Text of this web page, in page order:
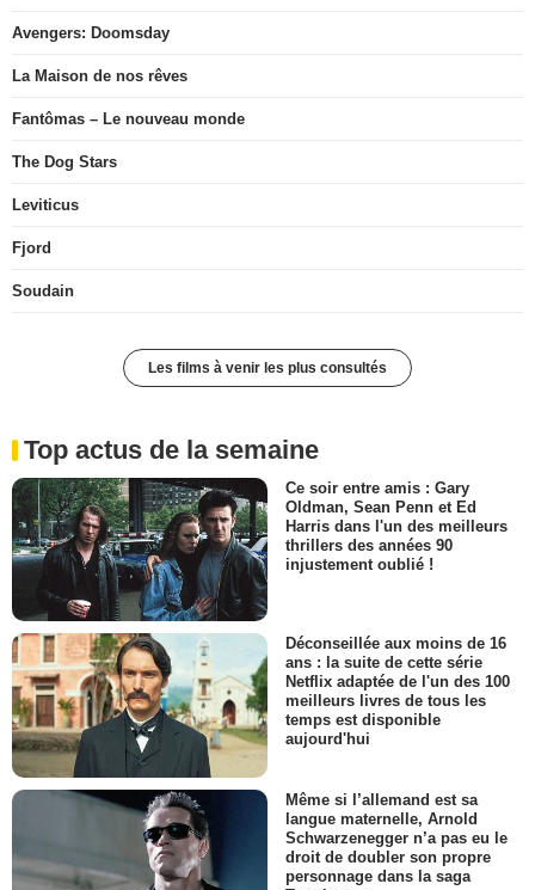
Avengers: Doomsday
La Maison de nos rêves
Fantômas – Le nouveau monde
The Dog Stars
Leviticus
Fjord
Soudain
Les films à venir les plus consultés
Top actus de la semaine
Ce soir entre amis : Gary
Oldman, Sean Penn et Ed
Harris dans l'un des meilleurs
thrillers des années 90
injustement oublié !
Déconseillée aux moins de 16
ans : la suite de cette série
Netflix adaptée de l'un des 100
meilleurs livres de tous les
temps est disponible
aujourd'hui
Même si l’allemand est sa
langue maternelle, Arnold
Schwarzenegger n’a pas eu le
droit de doubler son propre
personnage dans la saga